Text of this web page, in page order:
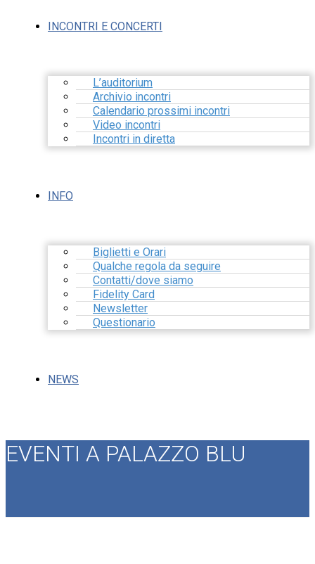
INCONTRI E CONCERTI
L’auditorium
Archivio incontri
Calendario prossimi incontri
Video incontri
Incontri in diretta
INFO
Biglietti e Orari
Qualche regola da seguire
Contatti/dove siamo
Fidelity Card
Newsletter
Questionario
NEWS
EVENTI A PALAZZO BLU